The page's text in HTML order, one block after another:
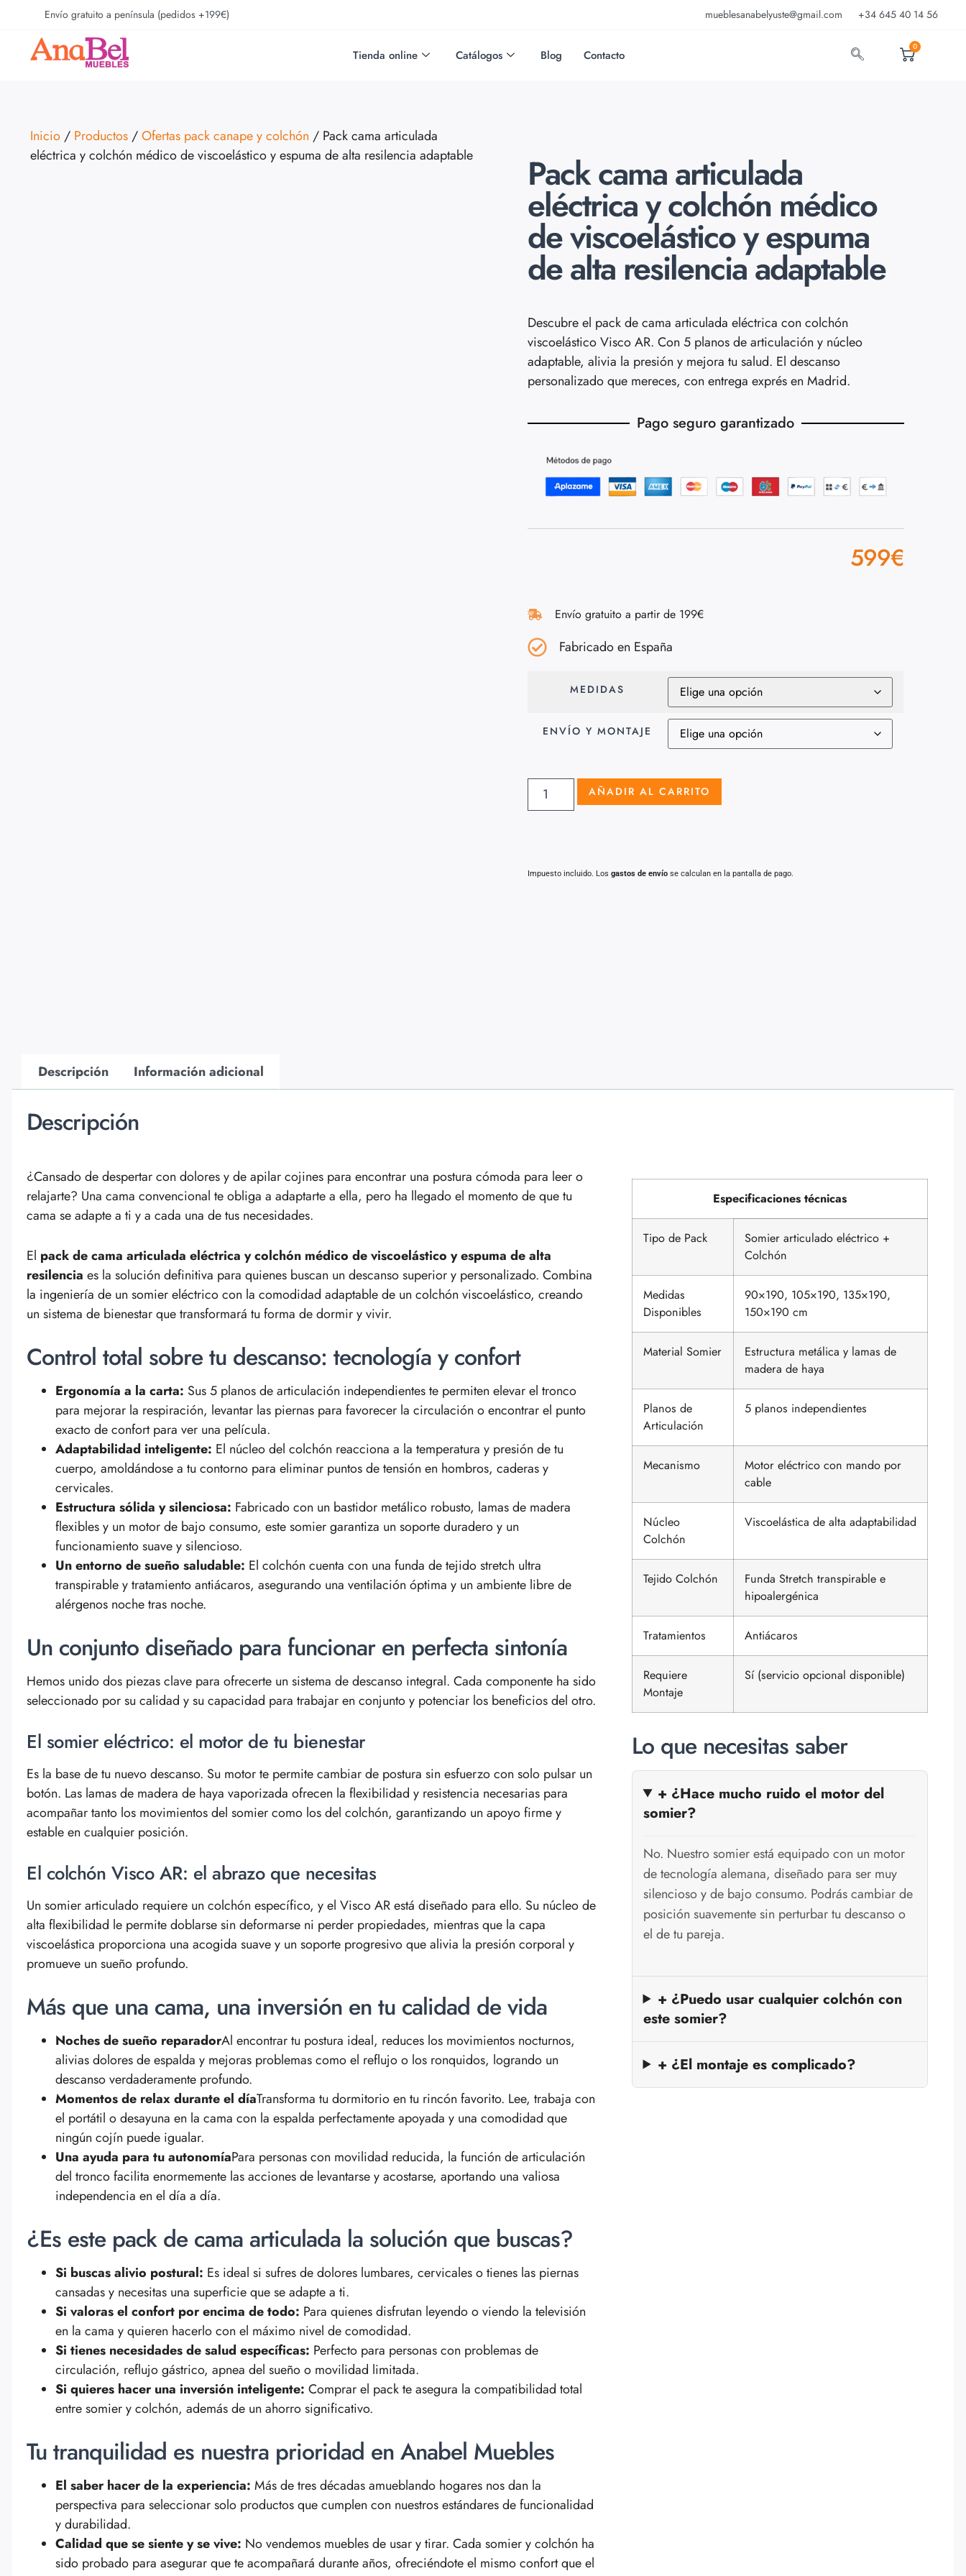
Envío gratuito a península (pedidos +199€) mueblesanabelyuste@gmail.com +34 645 40 14 56
Tienda online Catálogos Blog Contacto
0
Inicio / Productos /Ofertas pack canape y colchón / Pack cama articulada
eléctrica y colchón médico de viscoelástico y espuma de alta resilencia adaptable
Pack cama articulada
eléctrica y colchón médico
de viscoelástico y espuma
de alta resilencia adaptable
Descubre el pack de cama articulada eléctrica con colchón
viscoelástico Visco AR. Con 5 planos de articulación y núcleo
adaptable, alivia la presión y mejora tu salud. El descanso
personalizado que mereces, con entrega exprés en Madrid.
Pago seguro garantizado
599€
Envío gratuito a partir de 199€
Fabricado en España
MEDIDAS
ENVÍO Y MONTAJE
AÑADIR AL CARRITO
Impuesto incluido. Los gastos de envío se calculan en la pantalla de pago.
Descripción Información adicional
Descripción
¿Cansado de despertar con dolores y de apilar cojines para encontrar una postura cómoda para leer o
relajarte? Una cama convencional te obliga a adaptarte a ella, pero ha llegado el momento de que tu
cama se adapte a ti y a cada una de tus necesidades.
El pack de cama articulada eléctrica y colchón médico de viscoelástico y espuma de alta
resilencia es la solución definitiva para quienes buscan un descanso superior y personalizado. Combina
la ingeniería de un somier eléctrico con la comodidad adaptable de un colchón viscoelástico, creando
un sistema de bienestar que transformará tu forma de dormir y vivir.
Control total sobre tu descanso: tecnología y confort
Ergonomía a la carta: Sus 5 planos de articulación independientes te permiten elevar el tronco
para mejorar la respiración, levantar las piernas para favorecer la circulación o encontrar el punto
exacto de confort para ver una película.
Adaptabilidad inteligente: El núcleo del colchón reacciona a la temperatura y presión de tu
cuerpo, amoldándose a tu contorno para eliminar puntos de tensión en hombros, caderas y
cervicales.
Estructura sólida y silenciosa: Fabricado con un bastidor metálico robusto, lamas de madera
flexibles y un motor de bajo consumo, este somier garantiza un soporte duradero y un
funcionamiento suave y silencioso.
Un entorno de sueño saludable: El colchón cuenta con una funda de tejido stretch ultra
transpirable y tratamiento antiácaros, asegurando una ventilación óptima y un ambiente libre de
alérgenos noche tras noche.
Un conjunto diseñado para funcionar en perfecta sintonía
Hemos unido dos piezas clave para ofrecerte un sistema de descanso integral. Cada componente ha sido
seleccionado por su calidad y su capacidad para trabajar en conjunto y potenciar los beneficios del otro.
El somier eléctrico: el motor de tu bienestar
Es la base de tu nuevo descanso. Su motor te permite cambiar de postura sin esfuerzo con solo pulsar un
botón. Las lamas de madera de haya vaporizada ofrecen la flexibilidad y resistencia necesarias para
acompañar tanto los movimientos del somier como los del colchón, garantizando un apoyo firme y
estable en cualquier posición.
El colchón Visco AR: el abrazo que necesitas
Un somier articulado requiere un colchón específico, y el Visco AR está diseñado para ello. Su núcleo de
alta flexibilidad le permite doblarse sin deformarse ni perder propiedades, mientras que la capa
viscoelástica proporciona una acogida suave y un soporte progresivo que alivia la presión corporal y
promueve un sueño profundo.
Más que una cama, una inversión en tu calidad de vida
Noches de sueño reparadorAl encontrar tu postura ideal, reduces los movimientos nocturnos,
alivias dolores de espalda y mejoras problemas como el reflujo o los ronquidos, logrando un
descanso verdaderamente profundo.
Momentos de relax durante el díaTransforma tu dormitorio en tu rincón favorito. Lee, trabaja con
el portátil o desayuna en la cama con la espalda perfectamente apoyada y una comodidad que
ningún cojín puede igualar.
Una ayuda para tu autonomíaPara personas con movilidad reducida, la función de articulación
del tronco facilita enormemente las acciones de levantarse y acostarse, aportando una valiosa
independencia en el día a día.
¿Es este pack de cama articulada la solución que buscas?
Si buscas alivio postural: Es ideal si sufres de dolores lumbares, cervicales o tienes las piernas
cansadas y necesitas una superficie que se adapte a ti.
Si valoras el confort por encima de todo: Para quienes disfrutan leyendo o viendo la televisión
en la cama y quieren hacerlo con el máximo nivel de comodidad.
Si tienes necesidades de salud específicas: Perfecto para personas con problemas de
circulación, reflujo gástrico, apnea del sueño o movilidad limitada.
Si quieres hacer una inversión inteligente: Comprar el pack te asegura la compatibilidad total
entre somier y colchón, además de un ahorro significativo.
Tu tranquilidad es nuestra prioridad en Anabel Muebles
El saber hacer de la experiencia: Más de tres décadas amueblando hogares nos dan la
perspectiva para seleccionar solo productos que cumplen con nuestros estándares de funcionalidad
y durabilidad.
Calidad que se siente y se vive: No vendemos muebles de usar y tirar. Cada somier y colchón ha
sido probado para asegurar que te acompañará durante años, ofreciéndote el mismo confort que el
Especificaciones técnicas
Tipo de Pack
Somier articulado eléctrico +
Colchón
Medidas
Disponibles
90×190, 105×190, 135×190,
150×190 cm
Material Somier
Estructura metálica y lamas de
madera de haya
Planos de
Articulación
5 planos independientes
Mecanismo
Motor eléctrico con mando por
cable
Núcleo
Colchón
Viscoelástica de alta adaptabilidad
Tejido Colchón
Funda Stretch transpirable e
hipoalergénica
Tratamientos Antiácaros
Requiere
Montaje
Sí (servicio opcional disponible)
Lo que necesitas saber
+ ¿Hace mucho ruido el motor del
somier?
No. Nuestro somier está equipado con un motor
de tecnología alemana, diseñado para ser muy
silencioso y de bajo consumo. Podrás cambiar de
posición suavemente sin perturbar tu descanso o
el de tu pareja.
+ ¿Puedo usar cualquier colchón con
este somier?
+ ¿El montaje es complicado?